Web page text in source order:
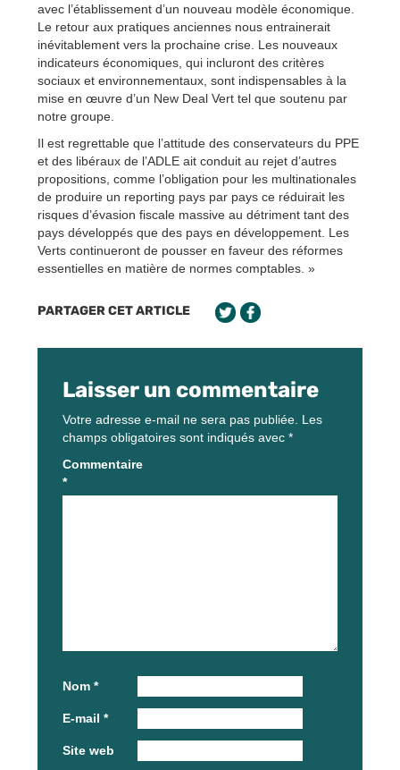
avec l’établissement d’un nouveau modèle économique.
Le retour aux pratiques anciennes nous entrainerait
inévitablement vers la prochaine crise. Les nouveaux
indicateurs économiques, qui incluront des critères
sociaux et environnementaux, sont indispensables à la
mise en œuvre d’un New Deal Vert tel que soutenu par
notre groupe.
Il est regrettable que l’attitude des conservateurs du PPE
et des libéraux de l’ADLE ait conduit au rejet d’autres
propositions, comme l’obligation pour les multinationales
de produire un reporting pays par pays ce réduirait les
risques d’évasion fiscale massive au détriment tant des
pays développés que des pays en développement. Les
Verts continueront de pousser en faveur des réformes
essentielles en matière de normes comptables. »
PARTAGER CET ARTICLE
Laisser un commentaire
Votre adresse e-mail ne sera pas publiée. Les
champs obligatoires sont indiqués avec *
Commentaire
*
Nom *
E-mail *
Site web